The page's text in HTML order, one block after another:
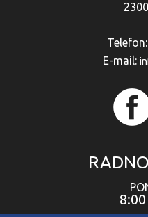
Telefon:
E-mail: